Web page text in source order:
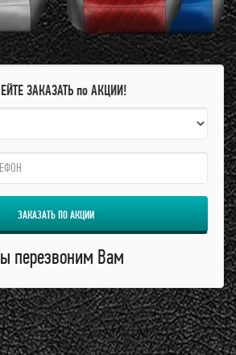
ЗАКАЗАТЬ по АКЦИИ!
ЗАКАЗАТЬ ПО АКЦИИ
перезвоним Вам